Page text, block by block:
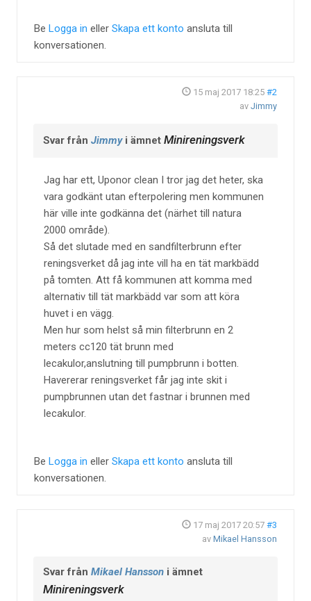
Be Logga in eller Skapa ett konto ansluta till
konversationen.
15 maj 2017 18:25 #2
av Jimmy
Svar från Jimmyi ämnet Minireningsverk
Jag har ett, Uponor clean I tror jag det heter, ska
vara godkänt utan efterpolering men kommunen
här ville inte godkänna det (närhet till natura
2000 område).
Så det slutade med en sandfilterbrunn efter
reningsverket då jag inte vill ha en tät markbädd
på tomten. Att få kommunen att komma med
alternativ till tät markbädd var som att köra
huvet i en vägg.
Men hur som helst så min filterbrunn en 2
meters cc120 tät brunn med
lecakulor,anslutning till pumpbrunn i botten.
Havererar reningsverket får jag inte skit i
pumpbrunnen utan det fastnar i brunnen med
lecakulor.
Be Logga in eller Skapa ett konto ansluta till
konversationen.
17 maj 2017 20:57 #3
av Mikael Hansson
Svar från Mikael Hansson i ämnet
Minireningsverk